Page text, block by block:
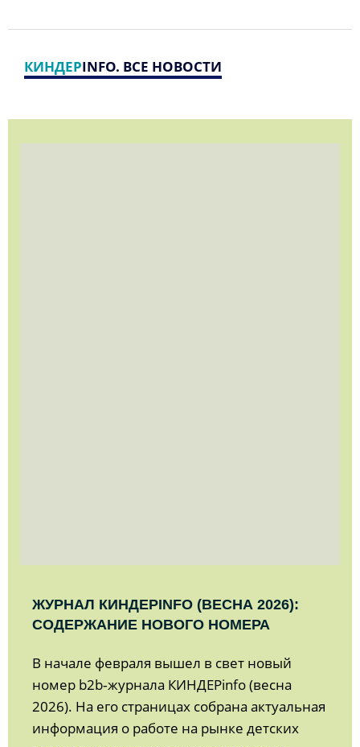
КИНДЕРINFO. ВСЕ НОВОСТИ
ЖУРНАЛ КИНДЕРINFO (ВЕСНА 2026):
СОДЕРЖАНИЕ НОВОГО НОМЕРА
В начале февраля вышел в свет новый
номер b2b‑журнала КИНДЕРinfo (весна
2026). На его страницах собрана актуальная
информация о работе на рынке детских